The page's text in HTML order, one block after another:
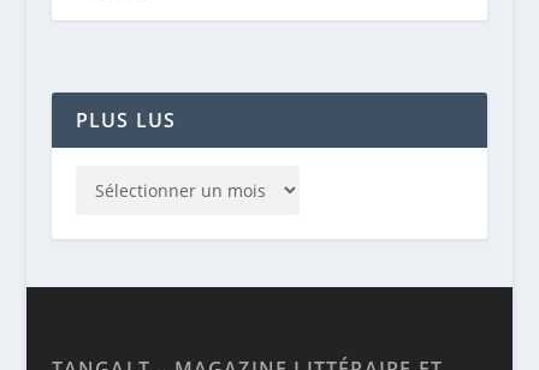
PLUS LUS